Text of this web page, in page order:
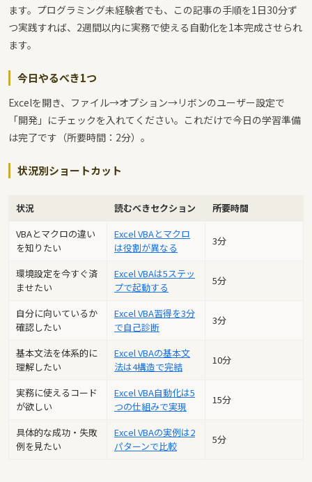
ます。プログラミング未経験者でも、この記事の手順を1日30分ず
つ実践すれば、2週間以内に実務で使える自動化を1本完成させられ
ます。
今日やるべき1つ
Excelを開き、ファイル→オプション→リボンのユーザー設定で
「開発」にチェックを入れてください。これだけで今日の学習準備
は完了です（所要時間：2分）。
状況別ショートカット
状況 読むべきセクシ ョン
所要時間
VBAとマクロの違い
を知りたい
Excel VBAとマクロ
は役割が異なる
3分
環境設定を今すぐ済
ませたい
Excel VBAは5ステッ
プで起動する
5分
自分に向いているか
確認したい
Excel VBA習得を3分
で自己診断
3分
基本文法を体系的に
理解したい
Excel VBAの基本文
法は4構造で完結
10分
実務に使えるコード
が欲しい
Excel VBA自動化は5
つの仕組みで実現
15分
具体的な成功・失敗
例を見たい
Excel VBAの実例は2
パターンで比較
5分